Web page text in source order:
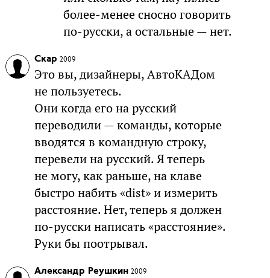
более-менее сносно говорить
по-русски, а остальные — нет.
Скар 2009
Это вы, дизайнеры, АвтоКАДом
не пользуетесь.
Они когда его на русский
переводили — команды, которые
вводятся в командную строку,
перевели на русский. Я теперь
не могу, как раньше, на клаве
быстро набить «dist» и измерить
расстояние. Нет, теперь я должен
по-русски написать «расстояние».
Руки бы поотрывал.
Александр Реушкин 2009